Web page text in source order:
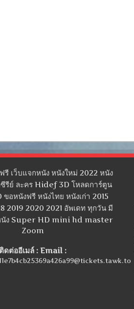
รี เว็บแจกหนัง หนังใหม่ 2022 หนัง
รีย์ ละคร Hidef 3D โหลดการ์ตูน
อหนังฟรี หนังไทย หนังเก่า 2015
2019 2020 2021 อัพเดท ทุกวัน มี
นัง Super HD mini hd master
Zoom
ติดต่ออีเมล์ : Email :